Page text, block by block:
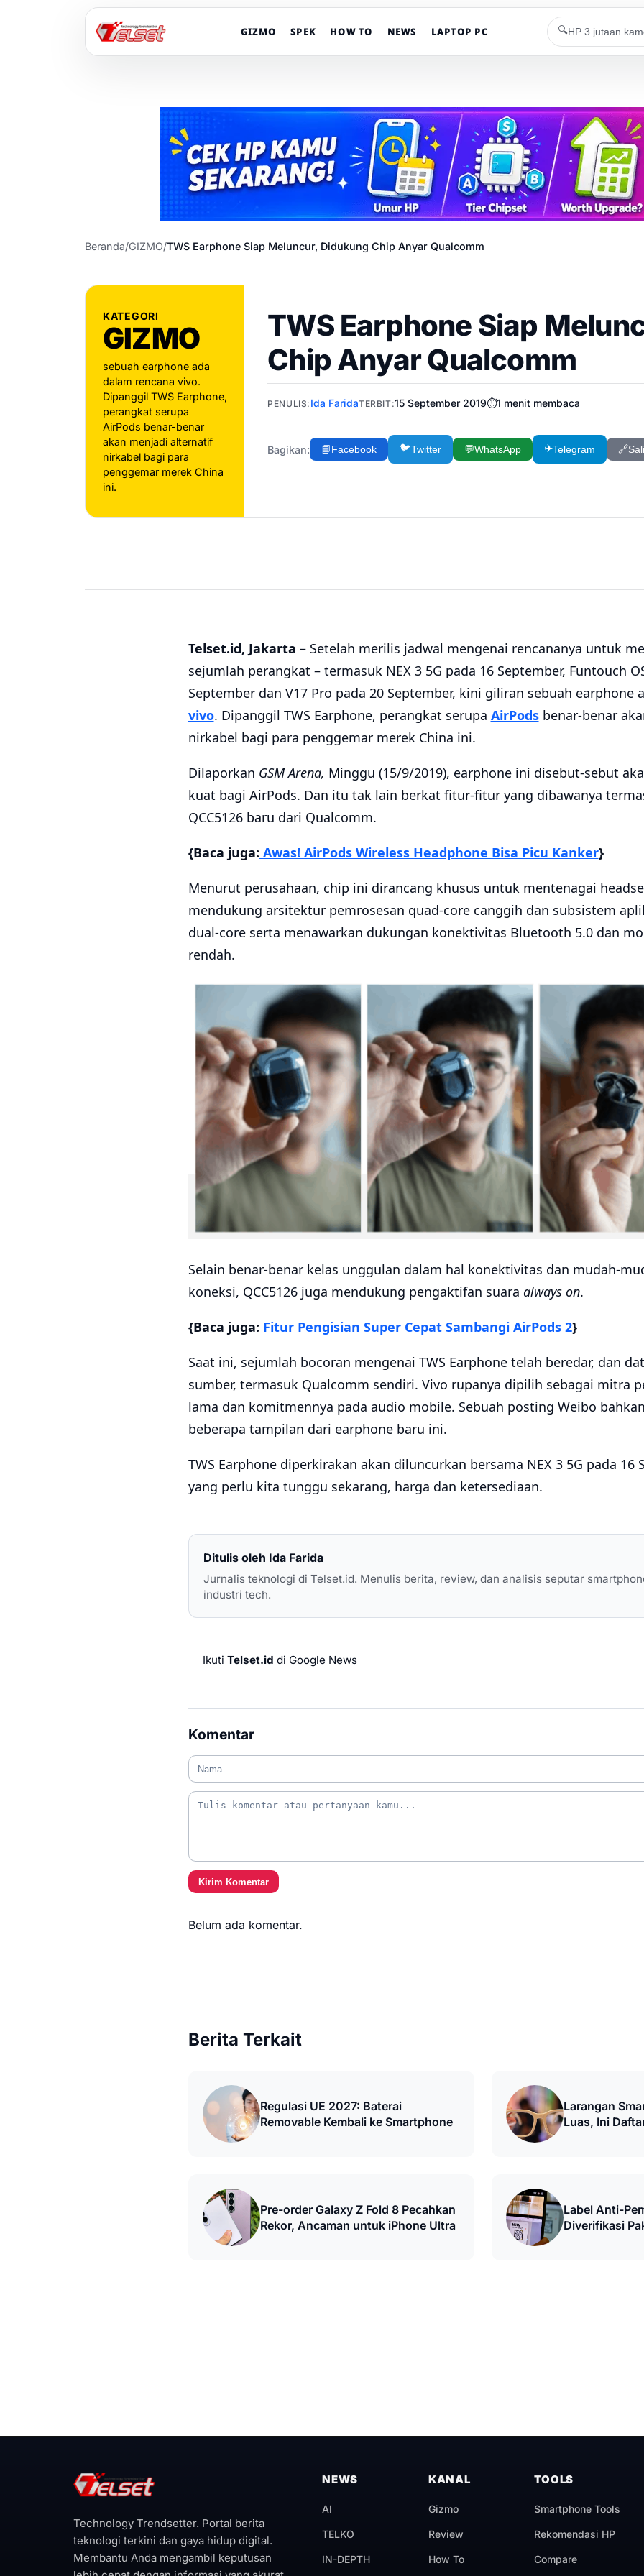
GIZMO SPEK HOW TO NEWS LAPTOP PC 🔍
Beranda/GIZMO/TWS Earphone Siap Meluncur, Didukung Chip Anyar Qualcomm
KATEGORI
GIZMO
sebuah earphone ada
dalam rencana vivo.
Dipanggil TWS Earphone,
perangkat serupa
AirPods benar-benar
akan menjadi alternatif
nirkabel bagi para
penggemar merek China
ini.
TWS Earphone Siap
Chip Anyar Qualcomm
PENULIS: Ida FaridaTERBIT:15 September 2019⏱️1 menit membaca
Bagikan: 📘Facebook 🐦Twitter 💬WhatsApp ✈️Telegram 🔗
Telset.id, Jakarta –Setelah merilis jadwal mengenai rencananya untuk
sejumlah perangkat – termasuk NEX 3 5G pada 16 September, Funtouch
September dan V17 Pro pada 20 September, kini giliran sebuah earphone
vivo. Dipanggil TWS Earphone, perangkat serupa AirPods benar-benar
nirkabel bagi para penggemar merek China ini.
Dilaporkan GSM Arena, Minggu (15/9/2019), earphone ini disebut-sebut
kuat bagi AirPods. Dan itu tak lain berkat fitur-fitur yang dibawanya
QCC5126 baru dari Qualcomm.
{Baca juga: Awas! AirPods Wireless Headphone Bisa Picu Kanker}
Menurut perusahaan, chip ini dirancang khusus untuk mentenagai
mendukung arsitektur pemrosesan quad-core canggih dan subsistem
dual-core serta menawarkan dukungan konektivitas Bluetooth 5.0 dan
rendah.
Selain benar-benar kelas unggulan dalam hal konektivitas dan mudah-
koneksi, QCC5126 juga mendukung pengaktifan suara always on.
{Baca juga: Fitur Pengisian Super Cepat Sambangi AirPods 2}
Saat ini, sejumlah bocoran mengenai TWS Earphone telah beredar, dan
sumber, termasuk Qualcomm sendiri. Vivo rupanya dipilih sebagai mitra
lama dan komitmennya pada audio mobile. Sebuah posting Weibo
beberapa tampilan dari earphone baru ini.
TWS Earphone diperkirakan akan diluncurkan bersama NEX 3 5G pada 16
yang perlu kita tunggu sekarang, harga dan ketersediaan.
Ditulis oleh Ida Farida
Jurnalis teknologi di Telset.id. Menulis berita, review, dan analisis seputar
industri tech.
Ikuti Telset.id di Google News
Komentar
Kirim Komentar
Belum ada komentar.
Berita Terkait
Regulasi UE 2027: Baterai
Removable Kembali ke Smartphone
Larangan
Luas, Ini
Pre-order Galaxy Z Fold 8 Pecahkan
Rekor, Ancaman untuk iPhone Ultra
Label Anti-
Diverifikasi
Technology Trendsetter. Portal berita
teknologi terkini dan gaya hidup digital.
Membantu Anda mengambil keputusan
NEWS
AI
TELKO
IN-DEPTH
KANAL
Gizmo
Review
How To
TOOLS
Smartphone Tools
Rekomendasi HP
Compare